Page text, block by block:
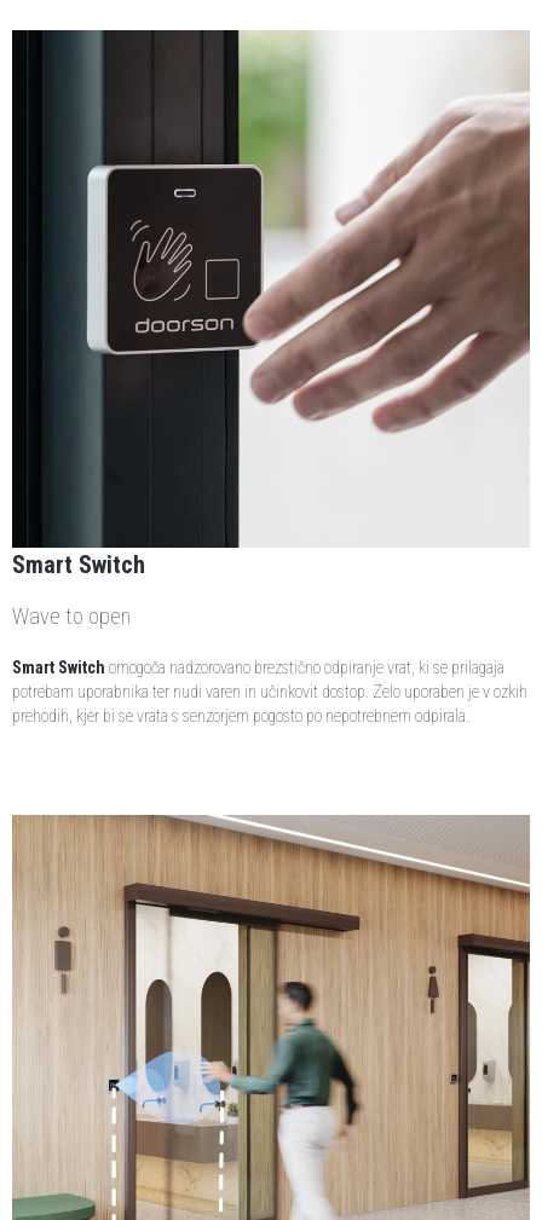
Smart Switch
Wave to open
Smart Switch omogoča nadzorovano brezstično odpiranje vrat, ki se prilagaja
potrebam uporabnika ter nudi varen in učinkovit dostop. Zelo uporaben je v ozkih
prehodih, kjer bi se vrata s senzorjem pogosto po nepotrebnem odpirala.